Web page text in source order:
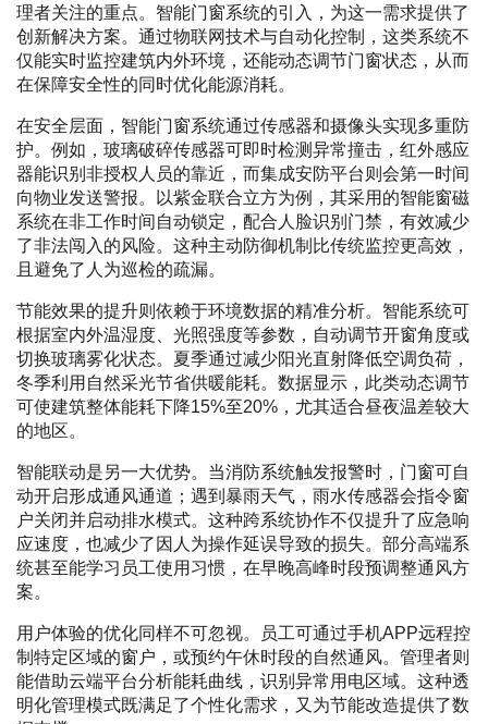
理者关注的重点。智能门窗系统的引入，为这一需求提供了
创新解决方案。通过物联网技术与自动化控制，这类系统不
仅能实时监控建筑内外环境，还能动态调节门窗状态，从而
在保障安全性的同时优化能源消耗。
在安全层面，智能门窗系统通过传感器和摄像头实现多重防
护。例如，玻璃破碎传感器可即时检测异常撞击，红外感应
器能识别非授权人员的靠近，而集成安防平台则会第一时间
向物业发送警报。以紫金联合立方为例，其采用的智能窗磁
系统在非工作时间自动锁定，配合人脸识别门禁，有效减少
了非法闯入的风险。这种主动防御机制比传统监控更高效，
且避免了人为巡检的疏漏。
节能效果的提升则依赖于环境数据的精准分析。智能系统可
根据室内外温湿度、光照强度等参数，自动调节开窗角度或
切换玻璃雾化状态。夏季通过减少阳光直射降低空调负荷，
冬季利用自然采光节省供暖能耗。数据显示，此类动态调节
可使建筑整体能耗下降15%至20%，尤其适合昼夜温差较大
的地区。
智能联动是另一大优势。当消防系统触发报警时，门窗可自
动开启形成通风通道；遇到暴雨天气，雨水传感器会指令窗
户关闭并启动排水模式。这种跨系统协作不仅提升了应急响
应速度，也减少了因人为操作延误导致的损失。部分高端系
统甚至能学习员工使用习惯，在早晚高峰时段预调整通风方
案。
用户体验的优化同样不可忽视。员工可通过手机APP远程控
制特定区域的窗户，或预约午休时段的自然通风。管理者则
能借助云端平台分析能耗曲线，识别异常用电区域。这种透
明化管理模式既满足了个性化需求，又为节能改造提供了数